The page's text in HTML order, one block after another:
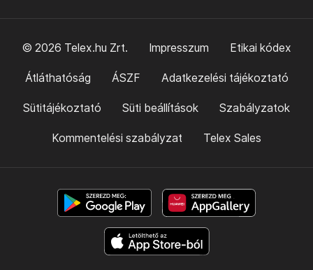
© 2026 Telex.hu Zrt. Impresszum Etikai kódex
Átláthatóság ÁSZF Adatkezelési tájékoztató
Sütitájékoztató Süti beállítások Szabályzatok
Kommentelési szabályzat Telex Sales